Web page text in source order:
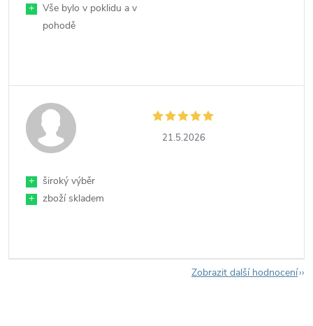
+
Vše bylo v poklidu a v
pohodě
21.5.2026
+
široký výběr
+
zboží skladem
Zobrazit další hodnocení